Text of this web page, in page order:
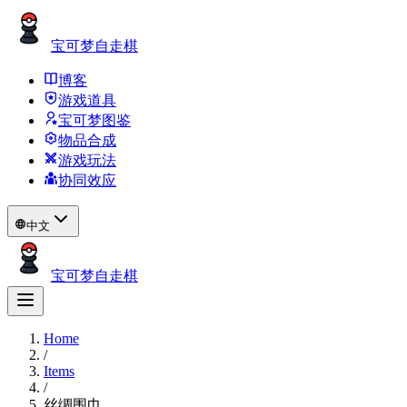
宝可梦自走棋
博客
游戏道具
宝可梦图鉴
物品合成
游戏玩法
协同效应
中文
宝可梦自走棋
Home
/
Items
/